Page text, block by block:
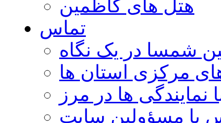
هتل های کاظمین
تماس
شمسا در یک نگاه
مرکزی استان ها
نمایندگی ها در مرز
با مسؤولین سایت